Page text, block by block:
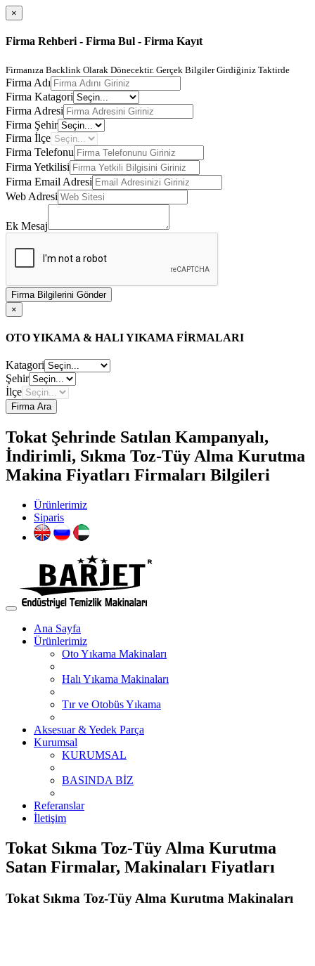
×
Firma Rehberi - Firma Bul - Firma Kayıt
Firmanıza Backlink Olarak Dönecektir. Gerçek Bilgiler Girdiğiniz Taktirde
Firma Adı
Firma Katagori
Firma Adresi
Firma Şehir
Firma İlçe
Firma Telefonu
Firma Yetkilisi
Firma Email Adresi
Web Adresi
Ek Mesaj
Firma Bilgilerini Gönder
×
OTO YIKAMA & HALI YIKAMA FİRMALARI
Katagori
Şehir
İlçe
Firma Ara
Tokat Şehrinde Satılan Kampanyalı,
İndirimli, Sıkma Toz-Tüy Alma Kurutma
Makina Fiyatları Firmaları Bilgileri
Ürünlerimiz
Siparis
Ana Sayfa
Ürünlerimiz
Oto Yıkama Makinaları
Halı Yıkama Makinaları
Tır ve Otobüs Yıkama
Aksesuar & Yedek Parça
Kurumsal
KURUMSAL
BASINDA BİZ
Referanslar
İletişim
Tokat Sıkma Toz-Tüy Alma Kurutma
Satan Firmalar, Makinaları Fiyatları
Tokat Sıkma Toz-Tüy Alma Kurutma Makinaları